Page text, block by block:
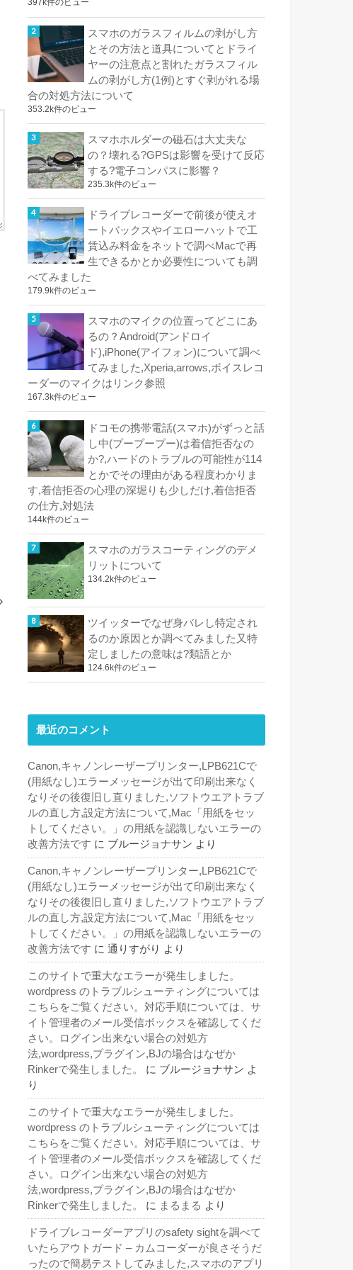
397k件のビュー
スマホのガラスフィルムの剥がし方
とその方法と道具についてとドライ
ヤーの注意点と割れたガラスフィル
ムの剥がし方(1例)とすぐ剥がれる場
合の対処方法について
353.2k件のビュー
スマホホルダーの磁石は大丈夫な
の？壊れる?GPSは影響を受けて反応
する?電子コンパスに影響？
235.3k件のビュー
ドライブレコーダーで前後が使えオ
ートバックスやイエローハットで工
賃込み料金をネットで調べMacで再
生できるかとか必要性についても調
べてみました
179.9k件のビュー
スマホのマイクの位置ってどこにあ
るの？Android(アンドロイ
ド),iPhone(アイフォン)について調べ
てみました,Xperia,arrows,ボイスレコ
ーダーのマイクはリンク参照
167.3k件のビュー
ドコモの携帯電話(スマホ)がずっと話
し中(プープープー)は着信拒否なの
か?,ハードのトラブルの可能性が114
とかでその理由がある程度わかりま
す,着信拒否の心理の深堀りも少しだけ,着信拒否
の仕方,対処法
144k件のビュー
スマホのガラスコーティングのデメ
リットについて
134.2k件のビュー
ツイッターでなぜ身バレし特定され
るのか原因とか調べてみました又特
定しましたの意味は?類語とか
124.6k件のビュー
最近のコメント
Canon,キャノンレーザープリンター,LPB621Cで
(用紙なし)エラーメッセージが出て印刷出来なく
なりその後復旧し直りました,ソフトウエアトラブ
ルの直し方,設定方法について,Mac「用紙をセッ
トしてください。」の用紙を認識しないエラーの
改善方法です に ブルージョナサン より
Canon,キャノンレーザープリンター,LPB621Cで
(用紙なし)エラーメッセージが出て印刷出来なく
なりその後復旧し直りました,ソフトウエアトラブ
ルの直し方,設定方法について,Mac「用紙をセッ
トしてください。」の用紙を認識しないエラーの
改善方法です に 通りすがり より
このサイトで重大なエラーが発生しました。
wordpress のトラブルシューティングについては
こちらをご覧ください。対応手順については、サ
イト管理者のメール受信ボックスを確認してくだ
さい。ログイン出来ない場合の対処方
法,wordpress,プラグイン,BJの場合はなぜか
Rinkerで発生しました。
に ブルージョナサン よ
り
このサイトで重大なエラーが発生しました。
wordpress のトラブルシューティングについては
こちらをご覧ください。対応手順については、サ
イト管理者のメール受信ボックスを確認してくだ
さい。ログイン出来ない場合の対処方
法,wordpress,プラグイン,BJの場合はなぜか
Rinkerで発生しました。
に まるまる より
ドライブレコーダーアプリのsafety sightを調べて
いたらアウトガード – カムコーダーが良さそうだ
ったので簡易テストしてみました,スマホのアプリ